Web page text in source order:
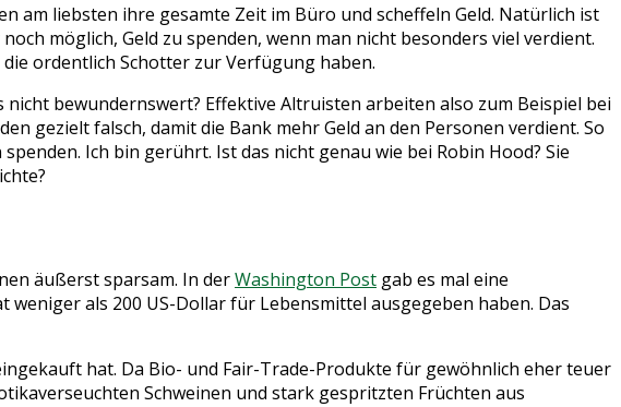
am liebsten ihre gesamte Zeit im Büro und scheffeln Geld. Natürlich ist
möglich, Geld zu spenden, wenn man nicht besonders viel verdient.
ordentlich Schotter zur Verfügung haben.
bewundernswert? Effektive Altruisten arbeiten also zum Beispiel bei
gezielt falsch, damit die Bank mehr Geld an den Personen verdient. So
Ich bin gerührt. Ist das nicht genau wie bei Robin Hood? Sie
äußerst sparsam. In derWashington Post gab es mal eine
als 200 US-Dollar für Lebensmittel ausgegeben haben. Das
hat. Da Bio- und Fair-Trade-Produkte für gewöhnlich eher teuer
Schweinen und stark gespritzten Früchten aus